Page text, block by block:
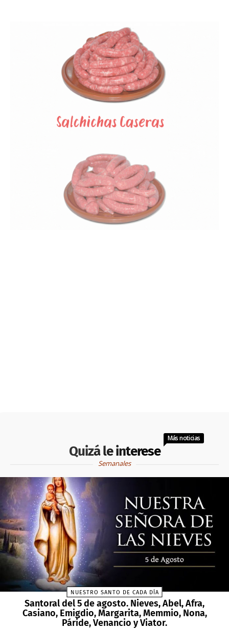
Quizá le interese
Más noticias
Semanales
NUESTRO SANTO DE CADA DÍA
Santoral del 5 de agosto. Nieves, Abel, Afra,
Casiano, Emigdio, Margarita, Memmio, Nona,
Páride, Venancio y Viator.